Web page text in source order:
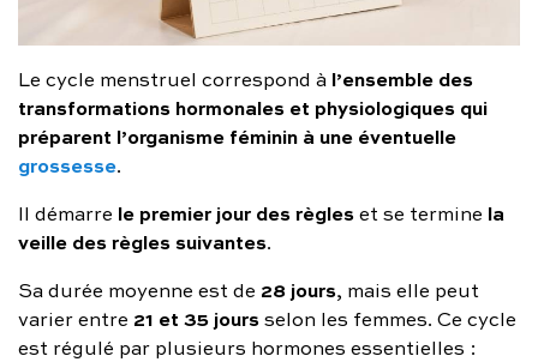
Le cycle menstruel correspond à l’ensemble des
transformations hormonales et physiologiques qui
préparent l’organisme féminin à une éventuelle
grossesse.
Il démarre le premier jour des règleset se termine la
veille des règles suivantes.
Sa durée moyenne est de 28 jours, mais elle peut
varier entre 21 et 35 joursselon les femmes. Ce cycle
est régulé par plusieurs hormones essentielles :